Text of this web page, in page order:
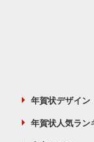
年賀状デザイン
年賀状人気ラン